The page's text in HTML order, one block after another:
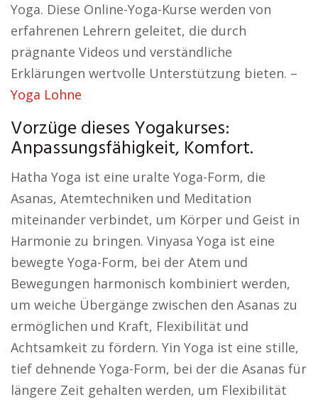
Yoga. Diese Online-Yoga-Kurse werden von
erfahrenen Lehrern geleitet, die durch
prägnante Videos und verständliche
Erklärungen wertvolle Unterstützung bieten. –
Yoga Lohne
Vorzüge dieses Yogakurses:
Anpassungsfähigkeit, Komfort.
Hatha Yoga ist eine uralte Yoga-Form, die
Asanas, Atemtechniken und Meditation
miteinander verbindet, um Körper und Geist in
Harmonie zu bringen. Vinyasa Yoga ist eine
bewegte Yoga-Form, bei der Atem und
Bewegungen harmonisch kombiniert werden,
um weiche Übergänge zwischen den Asanas zu
ermöglichen und Kraft, Flexibilität und
Achtsamkeit zu fördern. Yin Yoga ist eine stille,
tief dehnende Yoga-Form, bei der die Asanas für
längere Zeit gehalten werden, um Flexibilität